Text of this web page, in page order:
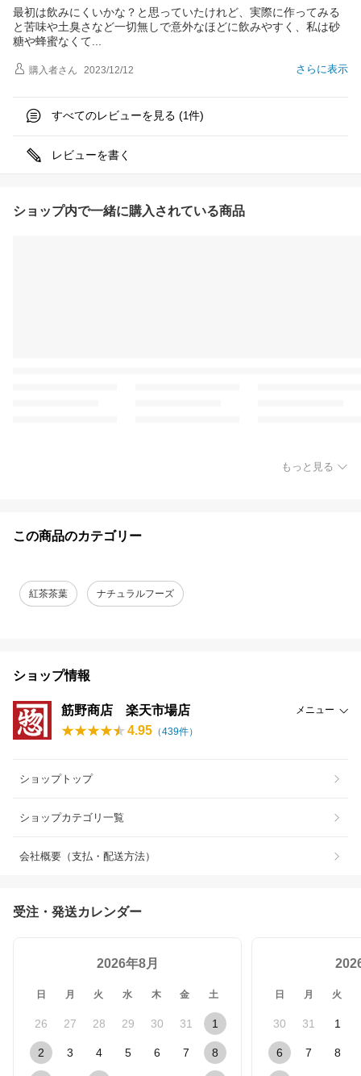
最初は飲みにくいかな？と思っていたけれど、実際に作ってみる
と苦味や土臭さなど一切無しで意外なほどに飲みやすく、私は砂
糖や蜂蜜なく て
さらに表示
購入者さん 2023/12/12
すべてのレビューを見る (1件)
レビューを書く
ショップ内で一緒に購入されている商品
もっと見る
この商品のカテゴリー
紅茶茶葉 ナチュラルフーズ
ショップ情報
筋野商店 楽天市場店 メニュー
4.95 （439件）
ショップトップ
ショップカテゴリ一覧
会社概要（支払・配送方法）
受注・発送カレンダー
2026年8月
日 月 火 水 木 金 土
26 27 28 29 30 31 1
2 3 4 5 6 7 8
日 月 火
30 31 1
6 7 8